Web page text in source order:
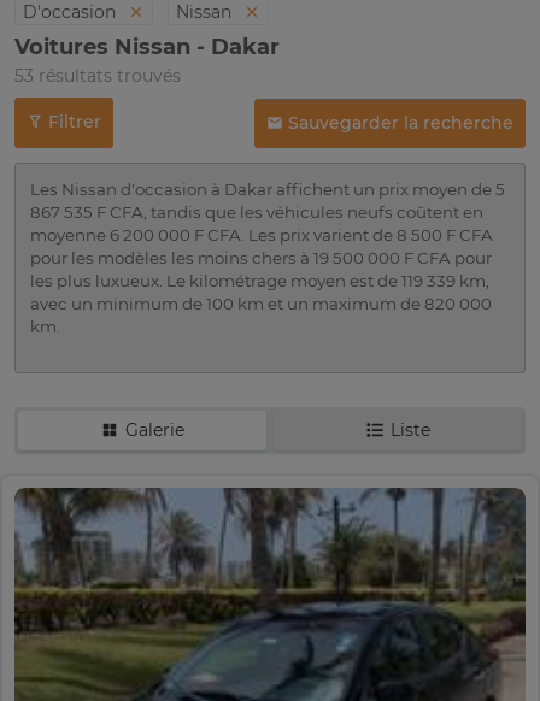
D'occasion
Nissan
Voitures Nissan - Dakar
53 résultats trouvés
Filtrer Sauvegarder la recherche
Les Nissan d'occasion à Dakar affichent un prix moyen de 5
867 535 F CFA, tandis que les véhicules neufs coûtent en
moyenne 6 200 000 F CFA. Les prix varient de 8 500 F CFA
pour les modèles les moins chers à 19 500 000 F CFA pour
les plus luxueux. Le kilométrage moyen est de 119 339 km,
avec un minimum de 100 km et un maximum de 820 000
km.
Galerie Liste